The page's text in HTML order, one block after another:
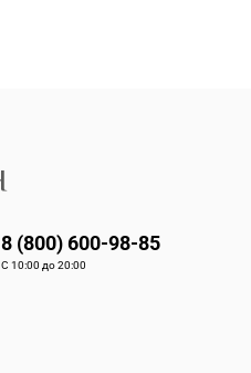
8 (800) 600-98-85
С 10:00 до 20:00